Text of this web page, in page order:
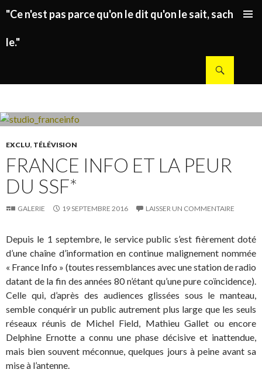
"Ce n'est pas parce qu'on le dit qu'on le sait, sachez
le."
EXCLU, TÉLÉVISION
FRANCE INFO ET LA PEUR
DU SSF*
GALERIE 19 SEPTEMBRE 2016 LAISSER UN COMMENTAIRE
Depuis le 1 septembre, le service public s’est fièrement doté
d’une chaîne d’information en continue malignement nommée
« France Info » (toutes ressemblances avec une station de radio
datant de la fin des années 80 n’étant qu’une pure coïncidence).
Celle qui, d’après des audiences glissées sous le manteau,
semble conquérir un public autrement plus large que les seuls
réseaux réunis de Michel Field, Mathieu Gallet ou encore
Delphine Ernotte a connu une phase décisive et inattendue,
mais bien souvent méconnue, quelques jours à peine avant sa
mise à l’antenne.